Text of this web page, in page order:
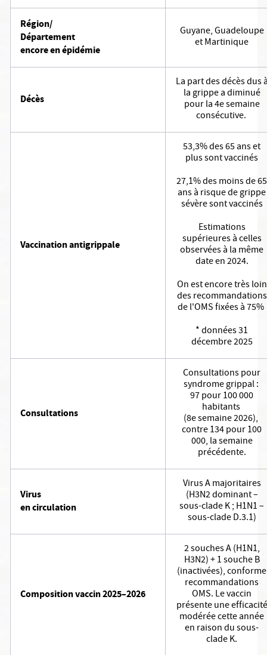
Région/
Département
encore en épidémie
Guyane, Guadeloupe
et Martinique
Décès
La part des décès dus
la grippe a diminué
pour la 4e semaine
consécutive.
Vaccination antigrippale
53,3% des 65 ans et
plus sont vaccinés
27,1% des moins de 65
ans à risque de grippe
sévère sont vaccinés
Estimations
supérieures à celles
observées à la même
date en 2024.
On est encore très loin
des recommandations
de l'OMS fixées à 75%
* données 31
décembre 2025
Consultations
Consultations pour
syndrome grippal :
97 pour 100 000
habitants
(8e semaine 2026),
contre 134 pour 100
000, la semaine
précédente.
Virus
en circulation
Virus A majoritaires
(H3N2 dominant –
sous-clade K ; H1N1 –
sous-clade D.3.1)
Composition vaccin 2025–2026
2 souches A (H1N1,
H3N2) + 1 souche B
(inactivées), conforme
recommandations
OMS. Le vaccin
présente une efficacité
modérée cette année
en raison du sous-
clade K.